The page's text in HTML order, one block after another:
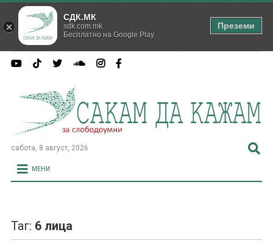
сабота, 8 август, 2026
МЕНИ
Таг: 6 лица
СДК.МК
sdk.com.mk
Бесплатно на Google Play
Преземи